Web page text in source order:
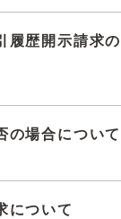
履歴開示請求の
の場合について
について